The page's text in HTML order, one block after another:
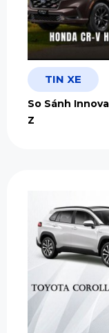
TIN XE
So Sánh
Z